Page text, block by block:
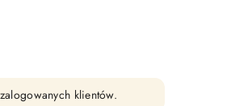
klientów.